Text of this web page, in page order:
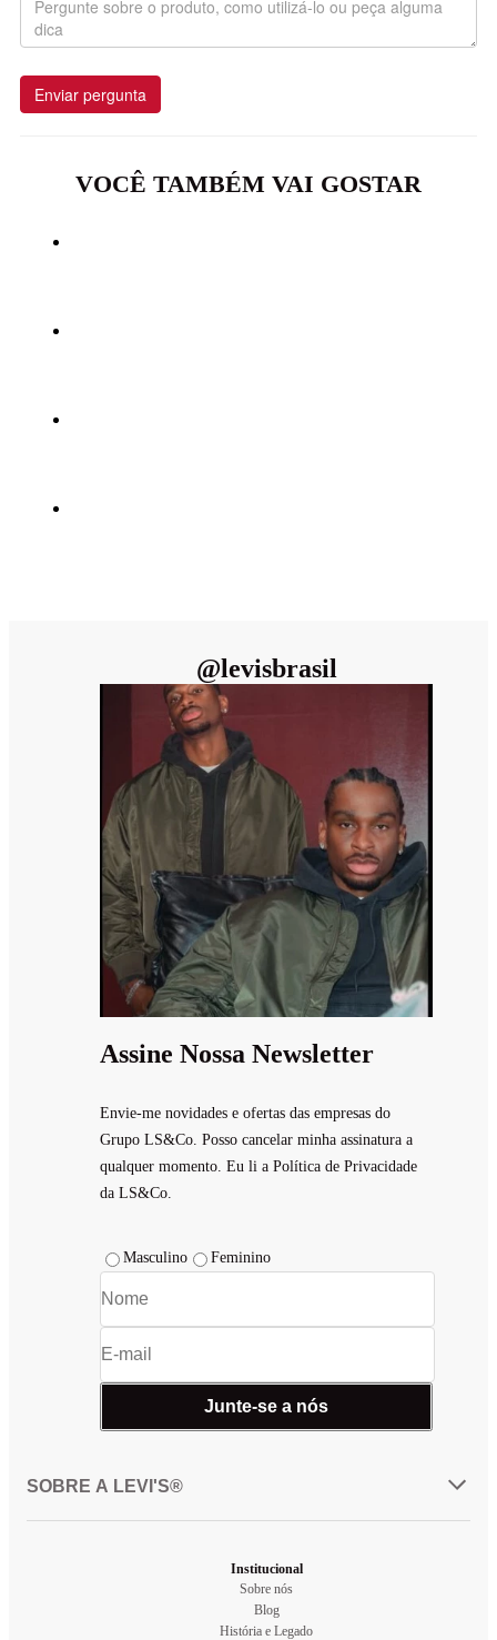
Enviar pergunta
VOCÊ TAMBÉM VAI GOSTAR
@levisbrasil
Assine Nossa Newsletter
Envie-me novidades e ofertas das empresas do
Grupo LS&Co. Posso cancelar minha assinatura a
qualquer momento. Eu li a Política de Privacidade
da LS&Co.
Masculino Feminino
Junte-se a nós
SOBRE A LEVI'S®
Institucional
Sobre nós
Blog
História e Legado